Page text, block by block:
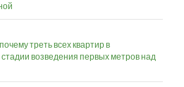
треть всех квартир в
возведения первых метров над